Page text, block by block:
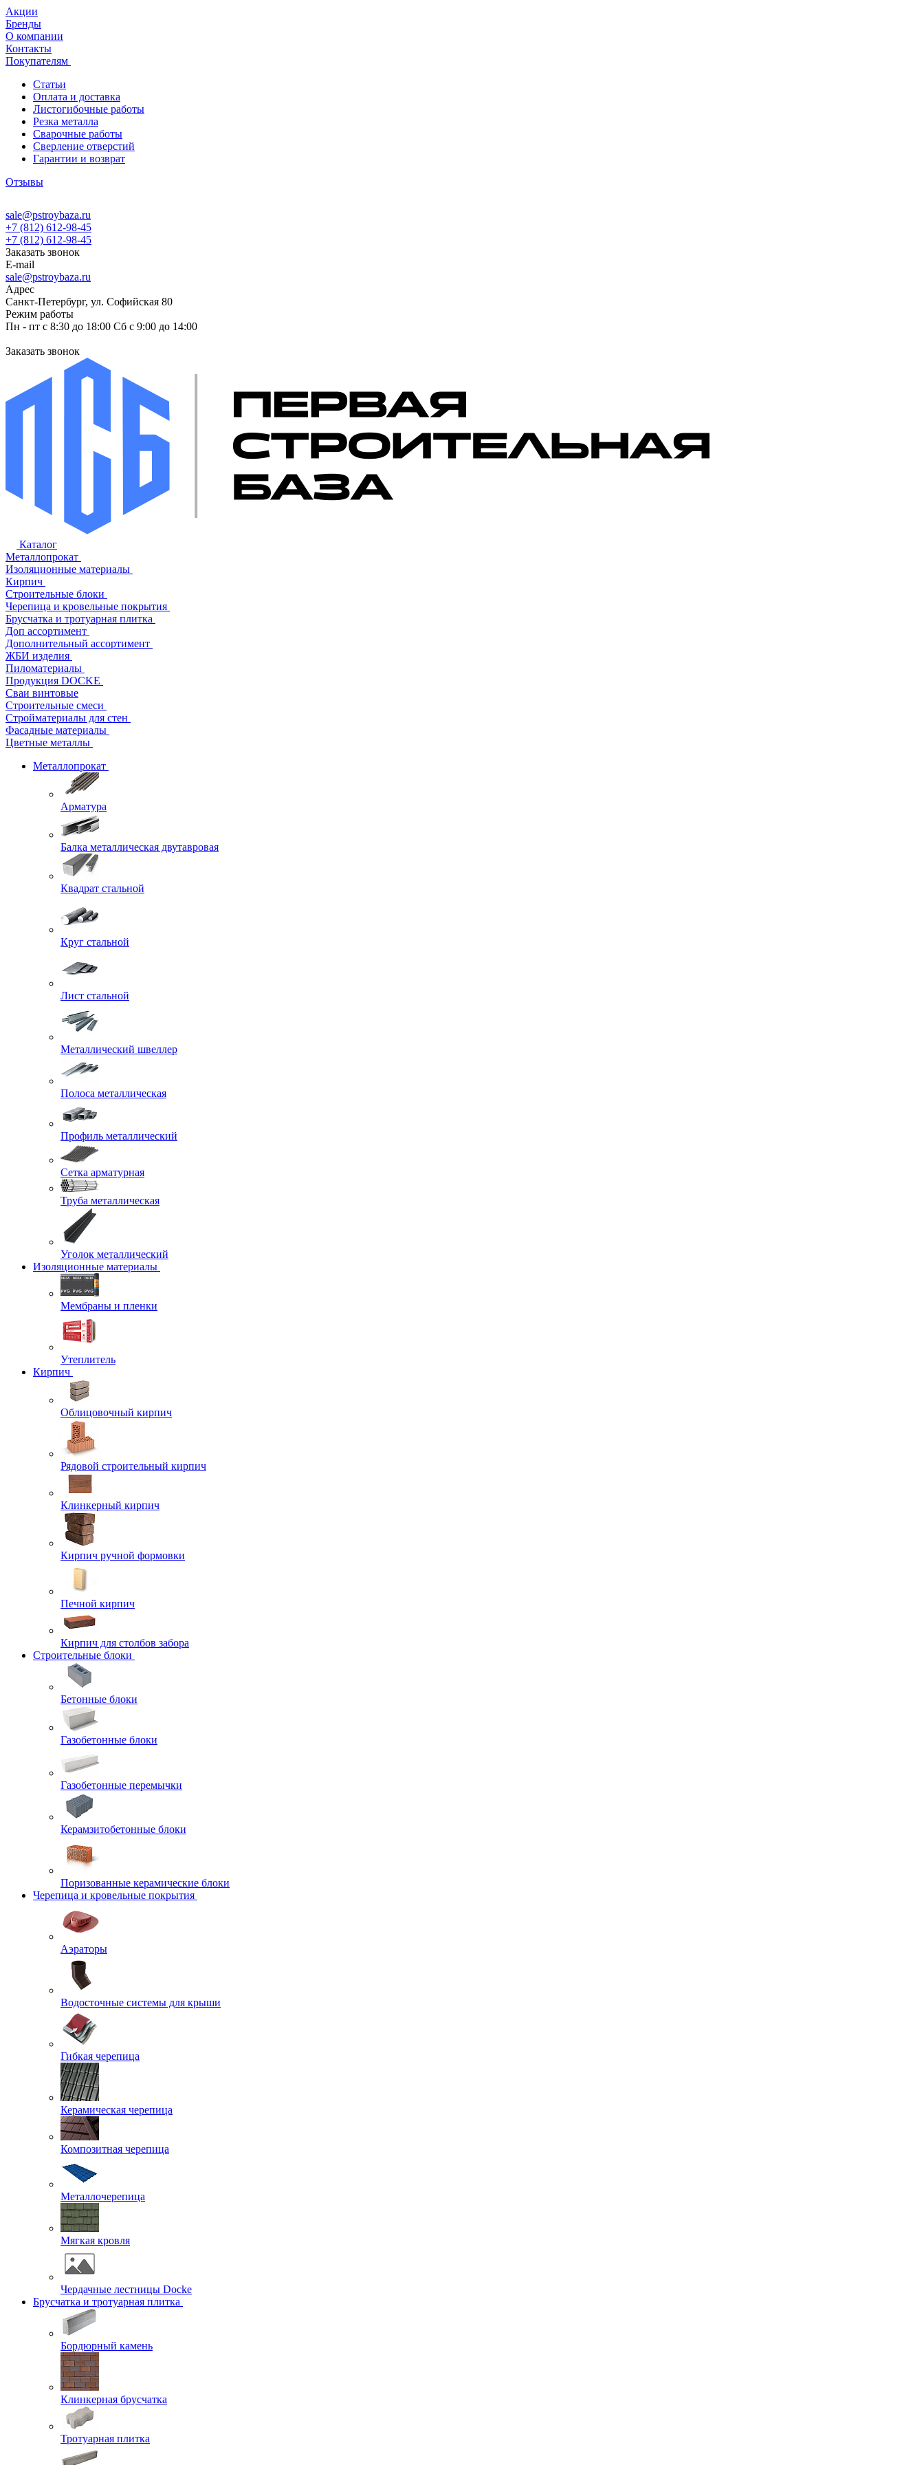
Акции
Бренды
О компании
Контакты
Покупателям
Статьи
Оплата и доставка
Листогибочные работы
Резка металла
Сварочные работы
Сверление отверстий
Гарантии и возврат
Отзывы
sale@pstroybaza.ru
+7 (812) 612-98-45
+7 (812) 612-98-45
Заказать звонок
E-mail
sale@pstroybaza.ru
Адрес
Санкт-Петербург, ул. Софийская 80
Режим работы
Пн - пт с 8:30 до 18:00 Сб с 9:00 до 14:00
Заказать звонок
Каталог
Металлопрокат
Изоляционные материалы
Кирпич
Строительные блоки
Черепица и кровельные покрытия
Брусчатка и тротуарная плитка
Доп ассортимент
Дополнительный ассортимент
ЖБИ изделия
Пиломатериалы
Продукция DOCKE
Сваи винтовые
Строительные смеси
Стройматериалы для стен
Фасадные материалы
Цветные металлы
Металлопрокат
Арматура
Балка металлическая двутавровая
Квадрат стальной
Круг стальной
Лист стальной
Металлический швеллер
Полоса металлическая
Профиль металлический
Сетка арматурная
Труба металлическая
Уголок металлический
Изоляционные материалы
Мембраны и пленки
Утеплитель
Кирпич
Облицовочный кирпич
Рядовой строительный кирпич
Клинкерный кирпич
Кирпич ручной формовки
Печной кирпич
Кирпич для столбов забора
Строительные блоки
Бетонные блоки
Газобетонные блоки
Газобетонные перемычки
Керамзитобетонные блоки
Поризованные керамические блоки
Черепица и кровельные покрытия
Аэраторы
Водосточные системы для крыши
Гибкая черепица
Керамическая черепица
Композитная черепица
Металлочерепица
Мягкая кровля
Чердачные лестницы Docke
Брусчатка и тротуарная плитка
Бордюрный камень
Клинкерная брусчатка
Тротуарная плитка